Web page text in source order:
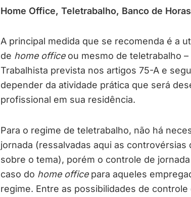
Home Office, Teletrabalho, Banco de
A principal medida que se recomenda é a
de home officeou mesmo de teletrabalho –
Trabalhista prevista nos artigos 75-A e
depender da atividade prática que será
profissional em sua residência.
Para o regime de teletrabalho, não há
jornada (ressalvadas aqui as controvérsias
sobre o tema), porém o controle de
caso do home officepara aqueles
regime. Entre as possibilidades de controle